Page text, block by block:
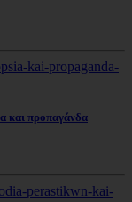
και προπαγάνδα